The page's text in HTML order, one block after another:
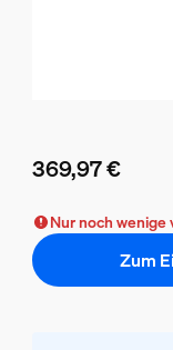
369,97 €
Nur noch wenige
Zum